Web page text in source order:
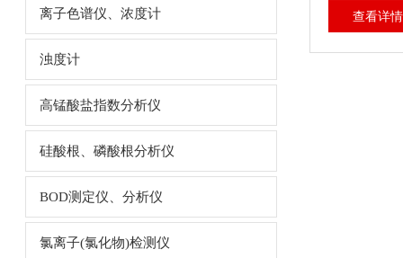
离子色谱仪、浓度计
浊度计
高锰酸盐指数分析仪
硅酸根、磷酸根分析仪
BOD测定仪、分析仪
氯离子(氯化物)检测仪
查看详情